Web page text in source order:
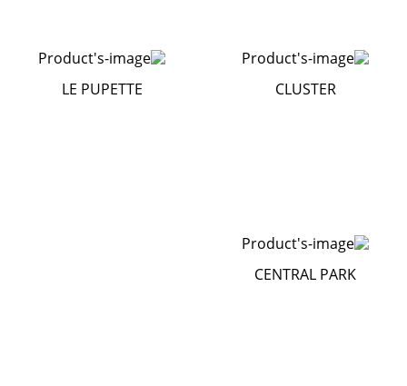
CLUSTER
LE PUPETTE
CENTRAL PARK